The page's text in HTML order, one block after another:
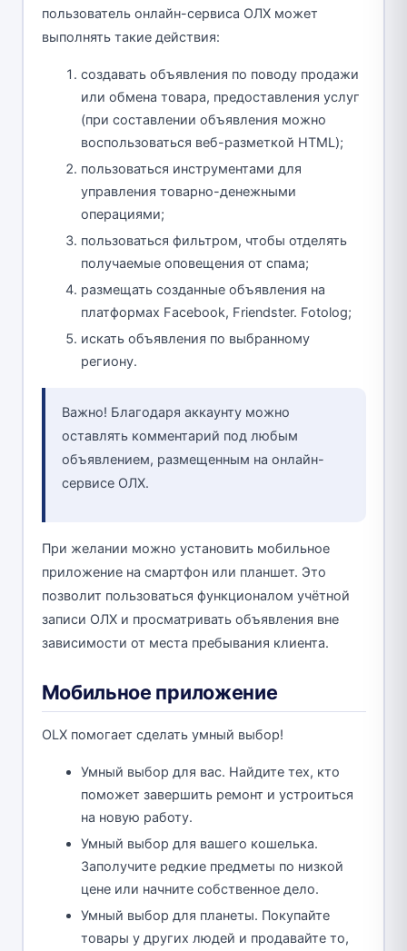
пользователь онлайн-сервиса ОЛХ может
выполнять такие действия:
создавать объявления по поводу продажи
или обмена товара, предоставления услуг
(при составлении объявления можно
воспользоваться веб-разметкой HTML);
пользоваться инструментами для
управления товарно-денежными
операциями;
пользоваться фильтром, чтобы отделять
получаемые оповещения от спама;
размещать созданные объявления на
платформах Facebook, Friendster. Fotolog;
искать объявления по выбранному
региону.
Важно! Благодаря аккаунту можно
оставлять комментарий под любым
объявлением, размещенным на онлайн-
сервисе ОЛХ.
При желании можно установить мобильное
приложение на смартфон или планшет. Это
позволит пользоваться функционалом учётной
записи ОЛХ и просматривать объявления вне
зависимости от места пребывания клиента.
Мобильное приложение
OLX помогает сделать умный выбор!
Умный выбор для вас. Найдите тех, кто
поможет завершить ремонт и устроиться
на новую работу.
Умный выбор для вашего кошелька.
Заполучите редкие предметы по низкой
цене или начните собственное дело.
Умный выбор для планеты. Покупайте
товары у других людей и продавайте то,